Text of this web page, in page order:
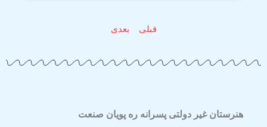
قبلی بعدی
هنرستان غیر دولتی پسرانه ره پویان صنعت